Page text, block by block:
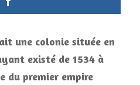
une colonie située en
existé de 1534 à
du premier empire